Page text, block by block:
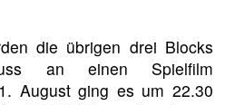
die übrigen drei Blocks
an einen Spielfilm
August ging es um 22.30